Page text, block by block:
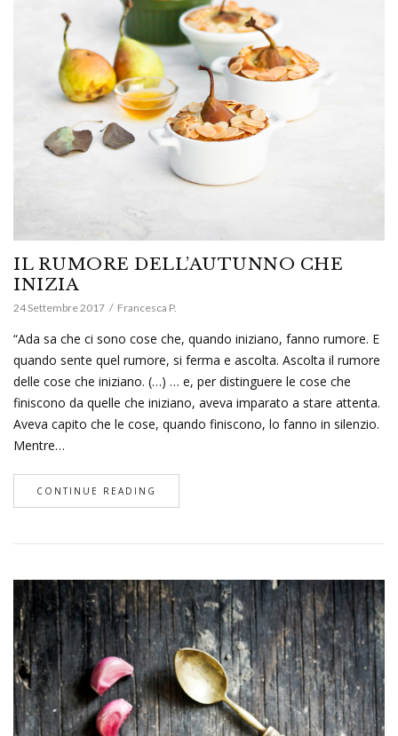
IL RUMORE DELL’AUTUNNO CHE
INIZIA
24 Settembre 2017 Francesca P.
“Ada sa che ci sono cose che, quando iniziano, fanno rumore. E
quando sente quel rumore, si ferma e ascolta. Ascolta il rumore
delle cose che iniziano. (…) … e, per distinguere le cose che
finiscono da quelle che iniziano, aveva imparato a stare attenta.
Aveva capito che le cose, quando finiscono, lo fanno in silenzio.
Mentre…
CONTINUE READING